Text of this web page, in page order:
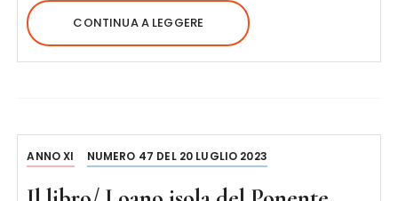
CONTINUA A LEGGERE
ANNO XI NUMERO 47 DEL 20 LUGLIO 2023